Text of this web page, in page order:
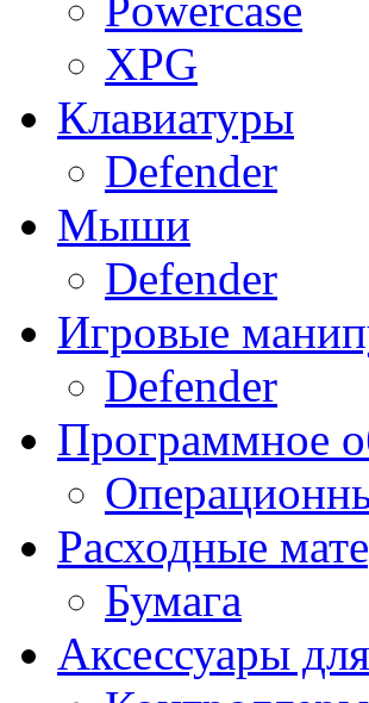
Powercase
XPG
Клавиатуры
Defender
Мыши
Defender
Игровые
Defender
Программное
Расходные
Бумага
Аксессуары